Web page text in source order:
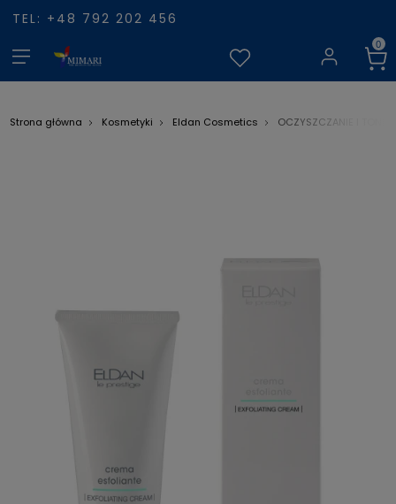
TEL: +48 792 202 456
Strona główna Kosmetyki Eldan Cosmetics OCZYSZCZANIE I